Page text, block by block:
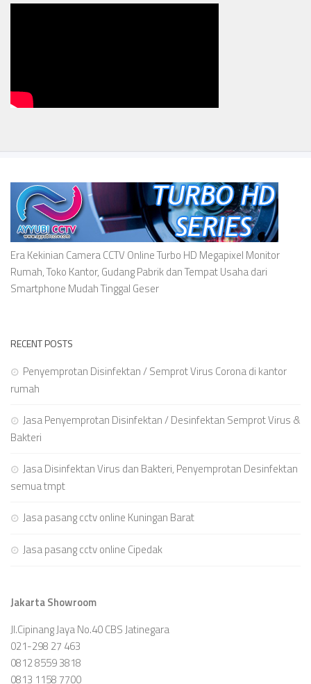
Era Kekinian Camera CCTV Online Turbo HD Megapixel Monitor
Rumah, Toko Kantor, Gudang Pabrik dan Tempat Usaha dari
Smartphone Mudah Tinggal Geser
RECENT POSTS
Penyemprotan Disinfektan / Semprot Virus Corona di kantor
rumah
Jasa Penyemprotan Disinfektan / Desinfektan Semprot Virus &
Bakteri
Jasa Disinfektan Virus dan Bakteri, Penyemprotan Desinfektan
semua tmpt
Jasa pasang cctv online Kuningan Barat
Jasa pasang cctv online Cipedak
Jakarta Showroom
Jl.Cipinang Jaya No.40 CBS Jatinegara
021-298 27 463
0812 8559 3818
0813 1158 7700